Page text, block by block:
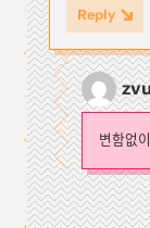
Reply
변함없